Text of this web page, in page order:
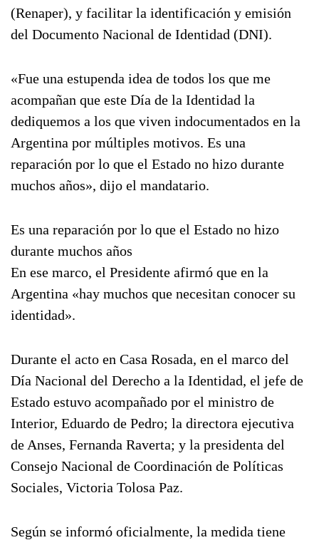
(Renaper), y facilitar la identificación y emisión
del Documento Nacional de Identidad (DNI).
«Fue una estupenda idea de todos los que me
acompañan que este Día de la Identidad la
dediquemos a los que viven indocumentados en la
Argentina por múltiples motivos. Es una
reparación por lo que el Estado no hizo durante
muchos años», dijo el mandatario.
Es una reparación por lo que el Estado no hizo
durante muchos años
En ese marco, el Presidente afirmó que en la
Argentina «hay muchos que necesitan conocer su
identidad».
Durante el acto en Casa Rosada, en el marco del
Día Nacional del Derecho a la Identidad, el jefe de
Estado estuvo acompañado por el ministro de
Interior, Eduardo de Pedro; la directora ejecutiva
de Anses, Fernanda Raverta; y la presidenta del
Consejo Nacional de Coordinación de Políticas
Sociales, Victoria Tolosa Paz.
Según se informó oficialmente, la medida tiene